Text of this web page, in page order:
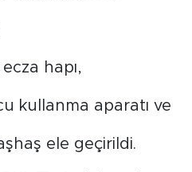
hapı,
kullanma aparatı ve
ele geçirildi.